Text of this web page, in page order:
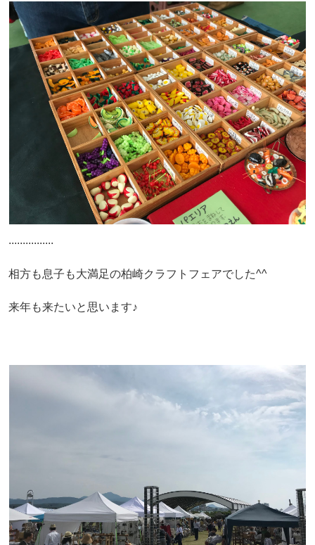
................
相方も息子も大満足の柏崎クラフトフェアでした^^
来年も来たいと思います♪